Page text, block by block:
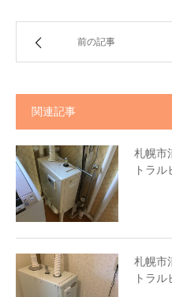
前の記事
関連記事
札幌市
トラル
札幌市
トラル